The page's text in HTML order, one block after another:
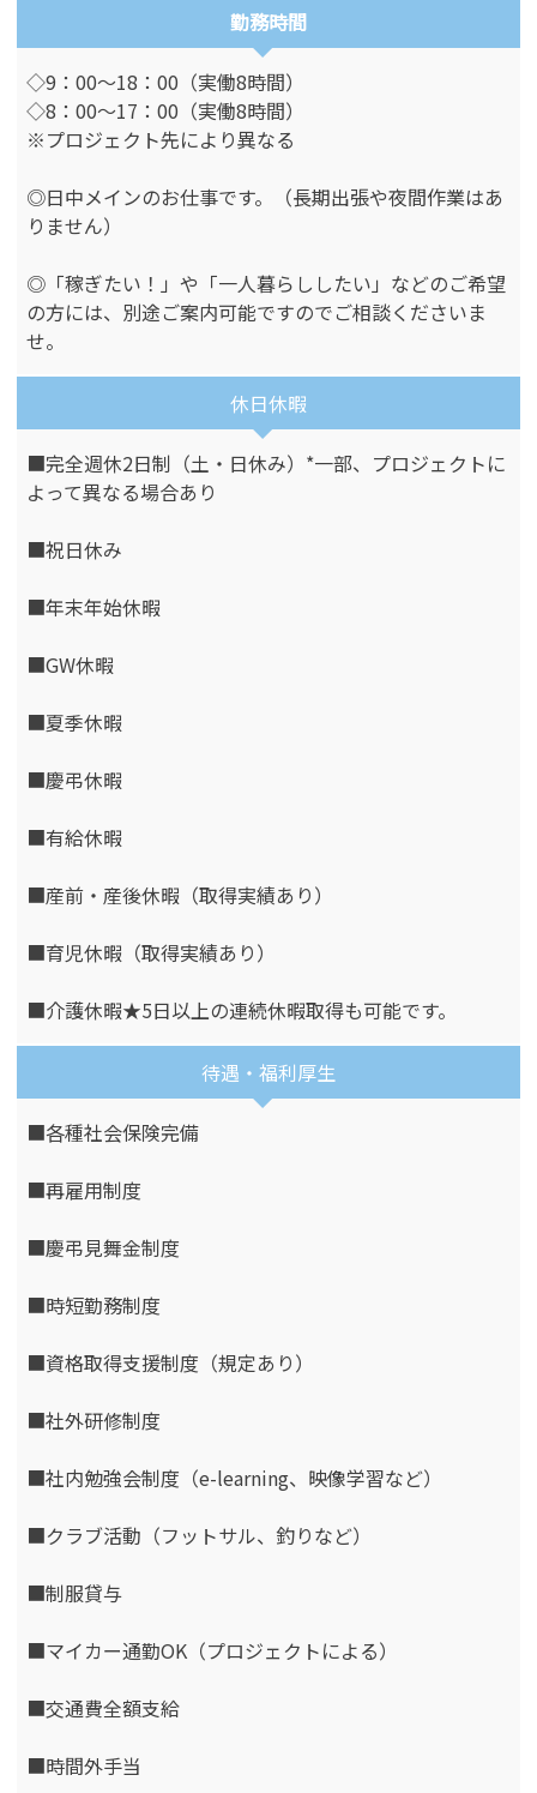
勤務時間
◇9：00～18：00（実働8時間）
◇8：00～17：00（実働8時間）
※プロジェクト先により異なる
◎日中メインのお仕事です。（長期出張や夜間作業はあ
りません）
◎「稼ぎたい！」や「一人暮らししたい」などのご希望
の方には、別途ご案内可能ですのでご相談くださいま
せ。
休日休暇
■完全週休2日制（土・日休み）*一部、プロジェクトに
よって異なる場合あり
■祝日休み
■年末年始休暇
■GW休暇
■夏季休暇
■慶弔休暇
■有給休暇
■産前・産後休暇（取得実績あり）
■育児休暇（取得実績あり）
■介護休暇★5日以上の連続休暇取得も可能です。
待遇・福利厚生
■各種社会保険完備
■再雇用制度
■慶弔見舞金制度
■時短勤務制度
■資格取得支援制度（規定あり）
■社外研修制度
■社内勉強会制度（e-learning、映像学習など）
■クラブ活動（フットサル、釣りなど）
■制服貸与
■マイカー通勤OK（プロジェクトによる）
■交通費全額支給
■時間外手当